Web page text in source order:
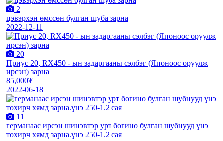
2
цэвэрхэн өмссөн булган шуба зарна
2022-12-11
20
Приус 20, RX450 - ын задаргааны сэлбэг (Японоос оруулж
ирсэн) зарна
85,000₮
2022-06-18
11
германаас ирсэн шинэвтэр урт богино булган шубнууд үнэ
тохирч хямд зарна.үнэ 250-1.2 сая